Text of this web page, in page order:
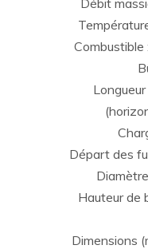
Combustible
Départ des
Hauteur de
Dimensions